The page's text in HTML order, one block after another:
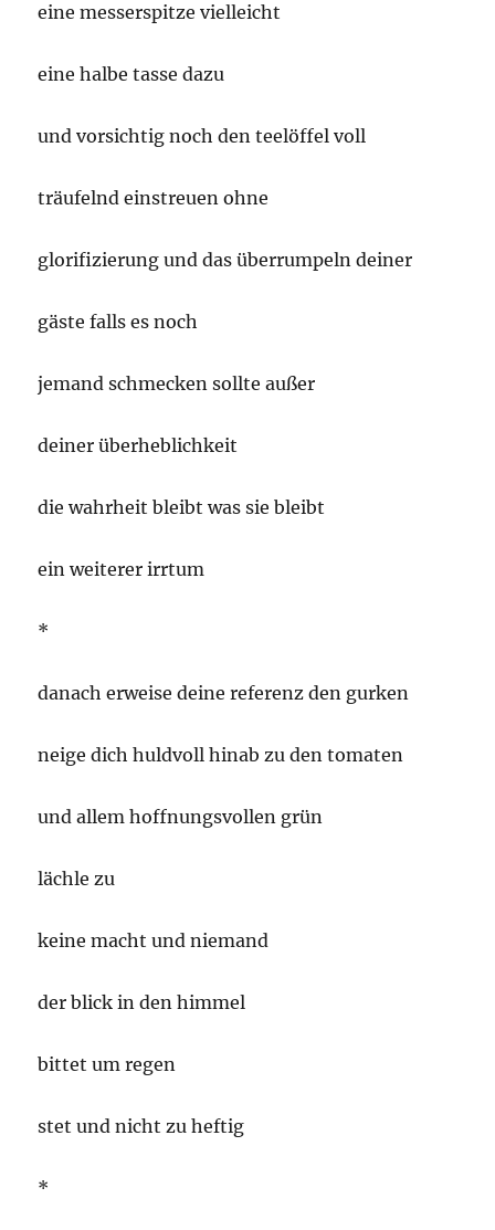
eine messerspitze vielleicht
eine halbe tasse dazu
und vorsichtig noch den teelöffel voll
träufelnd einstreuen ohne
glorifizierung und das überrumpeln deiner
gäste falls es noch
jemand schmecken sollte außer
deiner überheblichkeit
die wahrheit bleibt was sie bleibt
ein weiterer irrtum
*
danach erweise deine referenz den gurken
neige dich huldvoll hinab zu den tomaten
und allem hoffnungsvollen grün
lächle zu
keine macht und niemand
der blick in den himmel
bittet um regen
stet und nicht zu heftig
*